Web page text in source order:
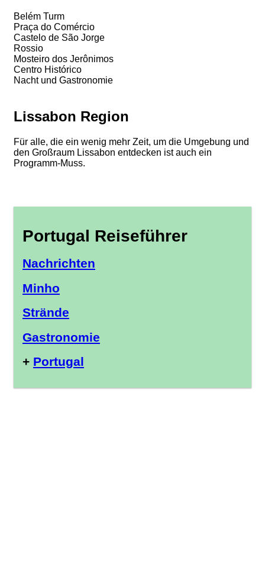
Belém Turm
Praça do Comércio
Castelo de São Jorge
Rossio
Mosteiro dos Jerônimos
Centro Histórico
Nacht und Gastronomie
Lissabon Region
Für alle, die ein wenig mehr Zeit, um die Umgebung und
den Großraum Lissabon entdecken ist auch ein
Programm-Muss.
Portugal Reiseführer
Nachrichten
Minho
Strände
Gastronomie
+ Portugal